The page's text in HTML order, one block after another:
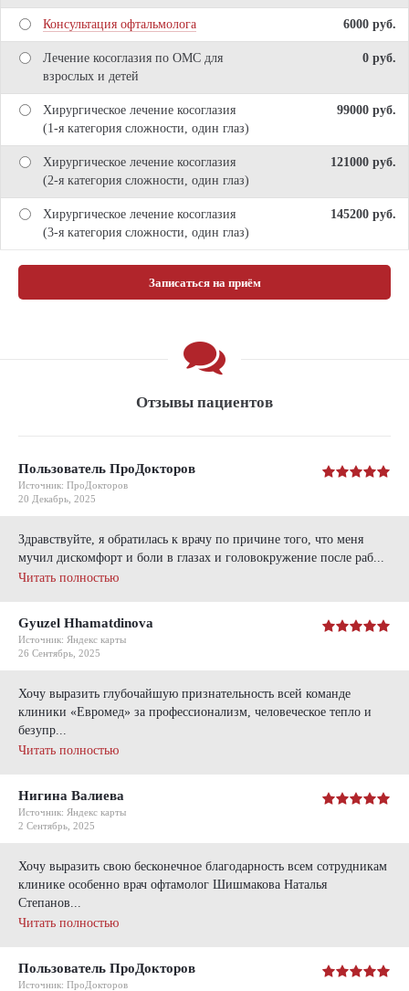
Консультация офтальмолога 6000 pуб.
Лечение косоглазия по ОМС для
взрослых и детей
0 pуб.
Хирургическое лечение косоглазия
(1-я категория сложности, один глаз)
99000 pуб.
Хирургическое лечение косоглазия
(2-я категория сложности, один глаз)
121000 pуб.
Хирургическое лечение косоглазия
(3-я категория сложности, один глаз)
145200 pуб.
Записаться на приём
Отзывы пациентов
Пользователь ПроДокторов
Источник: ПроДокторов
20 Декабрь, 2025
Здравствуйте, я обратилась к врачу по причине того, что меня
мучил дискомфорт и боли в глазах и головокружение после раб...
Читать полностью
Gyuzel Hhamatdinova
Источник: Яндекс карты
26 Сентябрь, 2025
Хочу выразить глубочайшую признательность всей команде
клиники «Евромед» за профессионализм, человеческое тепло и
безупр...
Читать полностью
Нигина Валиева
Источник: Яндекс карты
2 Сентябрь, 2025
Хочу выразить свою бесконечное благодарность всем сотрудникам
клинике особенно врач офтамолог Шишмакова Наталья
Степанов...
Читать полностью
Пользователь ПроДокторов
Источник: ПроДокторов